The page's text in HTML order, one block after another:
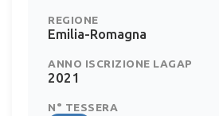
REGIONE
Emilia-Romagna
ANNO ISCRIZIONE LAGAP
2021
N° TESSERA